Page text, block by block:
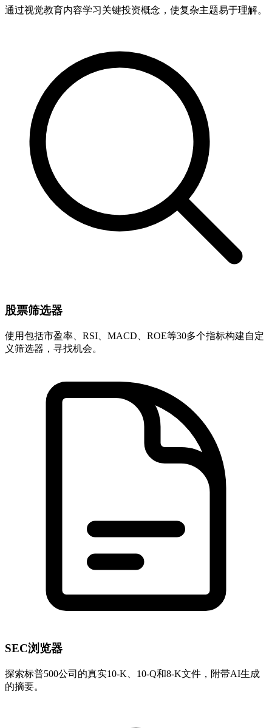
通过视觉教育内容学习关键投资概念，使复杂主题易于理解。
股票筛选器
使用包括市盈率、RSI、MACD、ROE等30多个指标构建自定
义筛选器，寻找机会。
SEC浏览器
探索标普500公司的真实10-K、10-Q和8-K文件，附带AI生成
的摘要。